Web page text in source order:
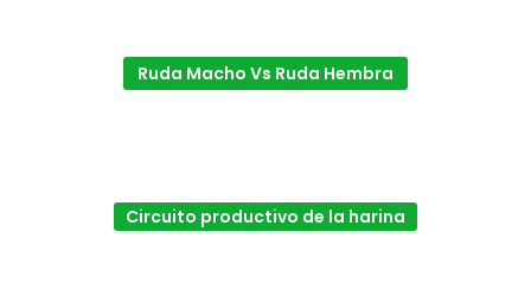
Ruda Macho Vs Ruda Hembra
Circuito productivo de la harina